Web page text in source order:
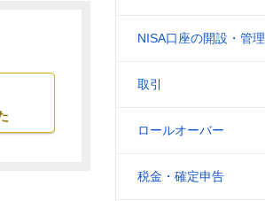
NISA口座の開設・管理
取引
ロールオーバー
税金・確定申告